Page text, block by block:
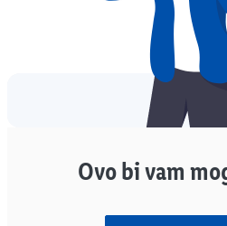
Ovo bi vam